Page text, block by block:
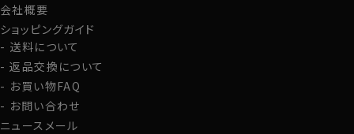
●ホリゾンタルカラー
衿の開き角度が大きい、通常のワイドカラーとは一線を
画した衿型がホリゾンタルカラー。
アンタイドで着用するとややオープンカラー気味に開く絶
妙なラインがとても小粋！
タイドアップはもちろんですが、ビジネスシーンをアンタイ
ドで、そして上品カジュアルシャツとして着用するのが非
会社概要
ショッピングガイド
送料について
返品交換について
お買い物FAQ
お問い合わせ
ニュースメール